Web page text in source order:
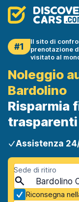
#1
Il sito di
prenotazione
visitato al
Noleggio
Bardolino
Risparmia
Assistenza
Sede di ritiro
Bardolino
Riconsegna